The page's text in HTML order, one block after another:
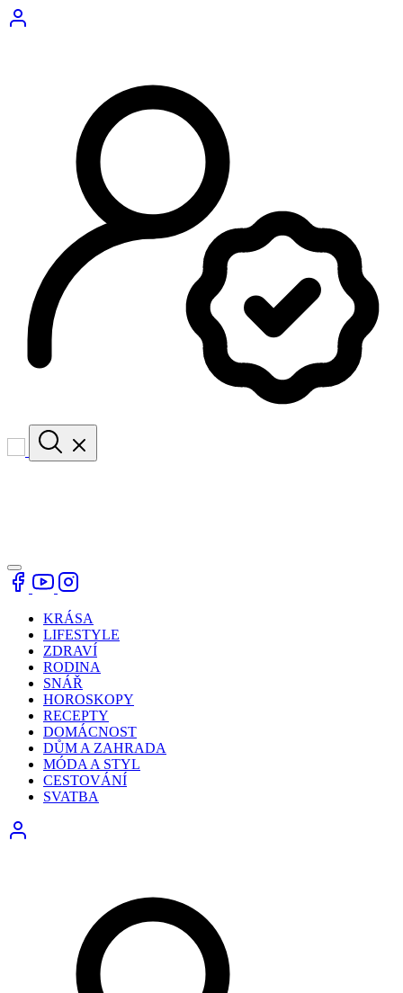
KRÁSA
LIFESTYLE
ZDRAVÍ
RODINA
SNÁŘ
HOROSKOPY
RECEPTY
DOMÁCNOST
DŮM A ZAHRADA
MÓDA A STYL
CESTOVÁNÍ
SVATBA